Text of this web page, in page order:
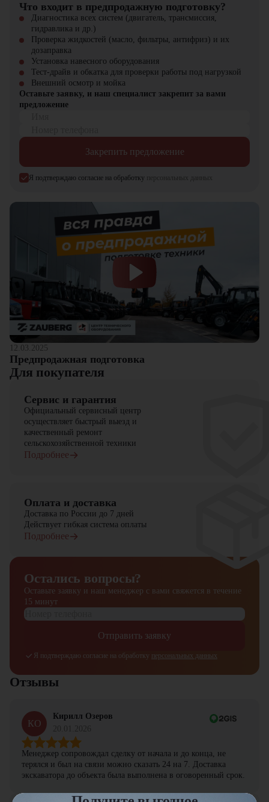
спецтехники, вилочной и малой складской техники, навесного
оборудования и запчастей.
Что входит в предпродажную подготовку?
Диагностика всех систем (двигатель, трансмиссия,
гидравлика и др.)
Проверка жидкостей (масло, фильтры, антифриз) и их
дозаправка
Установка навесного оборудования
Тест-драйв и обкатка для проверки работы под нагрузкой
Внешний осмотр и мойка
Оставьте заявку, и наш специалист закрепит за вами
предложение
Закрепить предложение
Я подтверждаю согласие на обработку персональных данных
12.03.2025
Предпродажная подготовка
Для покупателя
Сервис и гарантия
Официальный сервисный центр
осуществляет быстрый выезд и
качественный ремонт
сельскохозяйственной техники
Подробнее
Оплата и доставка
Доставка по России до 7 дней
Действует гибкая система оплаты
Подробнее
Остались вопросы?
Оставьте заявку и наш менеджер с вами свяжется в течение
15 минут
Отправить заявку
Я подтверждаю согласие на обработку персональных данных
Отзывы
КО
Кирилл Озеров
Менеджер сопровождал сделку от начала и до конца, не
терялся и был на связи можно сказать 24 на 7. Доставка
экскаватора до объекта была выполнена в оговоренный срок.